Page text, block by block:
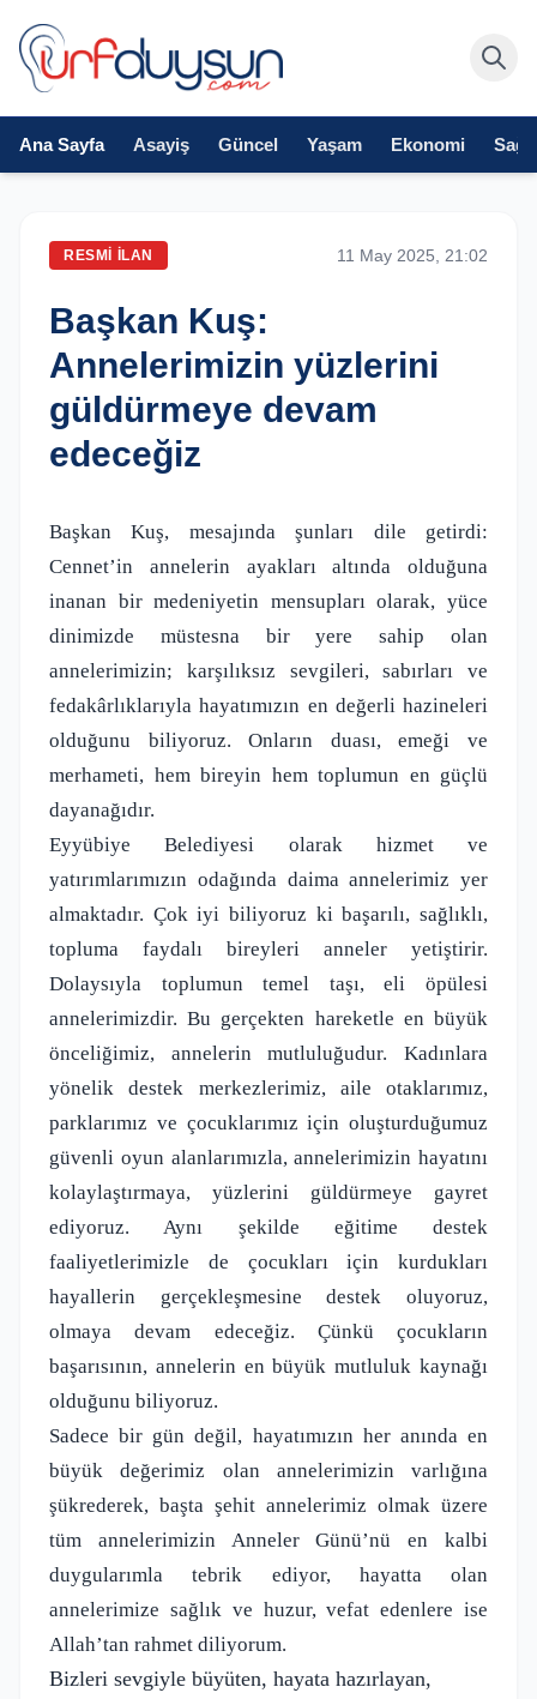
Ana Sayfa Asayiş Güncel Yaşam Ekonomi
RESMI İLAN 11 May 2025, 21:02
Başkan Kuş:
Annelerimizin yüzlerini
güldürmeye devam
edeceğiz
Başkan Kuş, mesajında şunları dile getirdi:
Cennet’in annelerin ayakları altında olduğuna
inanan bir medeniyetin mensupları olarak, yüce
dinimizde müstesna bir yere sahip olan
annelerimizin; karşılıksız sevgileri, sabırları ve
fedakârlıklarıyla hayatımızın en değerli hazineleri
olduğunu biliyoruz. Onların duası, emeği ve
merhameti, hem bireyin hem toplumun en güçlü
dayanağıdır.
Eyyübiye Belediyesi olarak hizmet ve
yatırımlarımızın odağında daima annelerimiz yer
almaktadır. Çok iyi biliyoruz ki başarılı, sağlıklı,
topluma faydalı bireyleri anneler yetiştirir.
Dolaysıyla toplumun temel taşı, eli öpülesi
annelerimizdir. Bu gerçekten hareketle en büyük
önceliğimiz, annelerin mutluluğudur. Kadınlara
yönelik destek merkezlerimiz, aile otaklarımız,
parklarımız ve çocuklarımız için oluşturduğumuz
güvenli oyun alanlarımızla, annelerimizin hayatını
kolaylaştırmaya, yüzlerini güldürmeye gayret
ediyoruz. Aynı şekilde eğitime destek
faaliyetlerimizle de çocukları için kurdukları
hayallerin gerçekleşmesine destek oluyoruz,
olmaya devam edeceğiz. Çünkü çocukların
başarısının, annelerin en büyük mutluluk kaynağı
olduğunu biliyoruz.
Sadece bir gün değil, hayatımızın her anında en
büyük değerimiz olan annelerimizin varlığına
şükrederek, başta şehit annelerimiz olmak üzere
tüm annelerimizin Anneler Günü’nü en kalbi
duygularımla tebrik ediyor, hayatta olan
annelerimize sağlık ve huzur, vefat edenlere ise
Allah’tan rahmet diliyorum.
Bizleri sevgiyle büyüten, hayata hazırlayan,